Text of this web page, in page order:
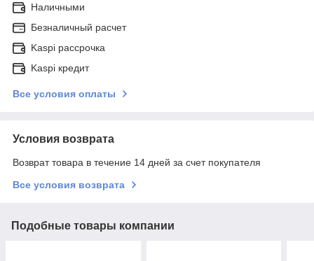
Наличными
Безналичный расчет
Kaspi рассрочка
Kaspi кредит
Все условия оплаты
Условия возврата
Возврат товара в течение 14 дней за счет покупателя
Все условия возврата
Подобные товары компании